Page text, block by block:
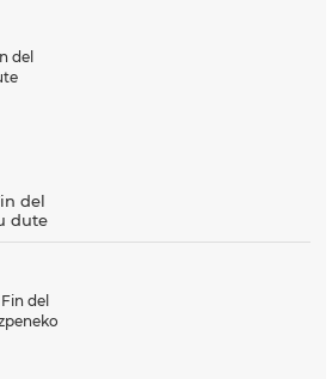
del
dute